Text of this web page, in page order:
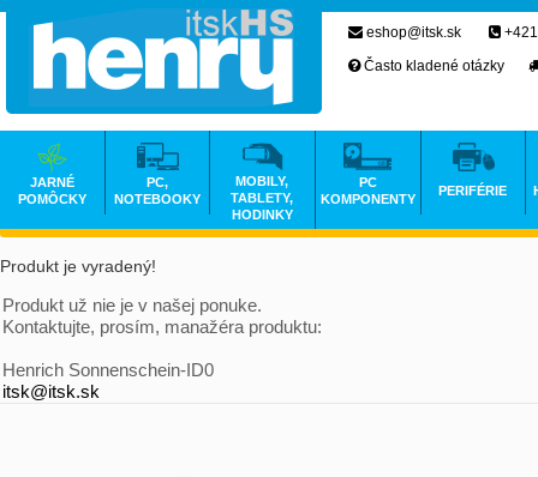
Produkt je vyradený!
Produkt už nie je v našej ponuke.
Kontaktujte, prosím, manažéra produktu:
Henrich Sonnenschein-ID0
itsk@itsk.sk
eshop@itsk.sk
Často kladené otázky
JARNÉ
POMÔCKY
PC,
NOTEBOOKY
MOBILY,
TABLETY,
HODINKY
PC
KOMPONENTY
PERIFÉRIE